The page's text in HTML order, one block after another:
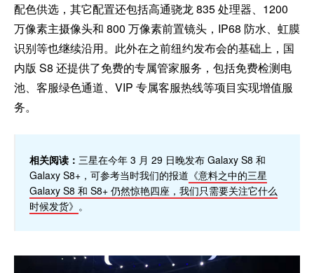
配色供选，其它配置还包括高通骁龙 835 处理器、1200
万像素主摄像头和 800 万像素前置镜头，IP68 防水、虹膜
识别等也继续沿用。此外在之前纽约发布会的基础上，国
内版 S8 还提供了免费的专属管家服务，包括免费检测电
池、客服绿色通道、VIP 专属客服热线等项目实现增值服
务。
相关阅读： 三星在今年 3 月 29 日晚发布 Galaxy S8 和
Galaxy S8+，可参考当时我们的报道 《意料之中的三星
Galaxy S8 和 S8+ 仍然惊艳四座，我们只需要关注它什么
时候发货》 。